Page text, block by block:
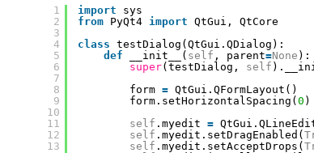
1
2
3
4
5
6
7
8
9
10
11
12
13
import
sys
from PyQt4 import QtGui, QtCore
class testDialog(QtGui.QDialog):
def
__init__( self , parent=None ):
super(testDialog, self
form = QtGui.QFormLayout()
form.setHorizontalSpacing( 0 )
self .myedit =
self .myedit.setDragEnabled(
self .myedit.setAcceptDrops(